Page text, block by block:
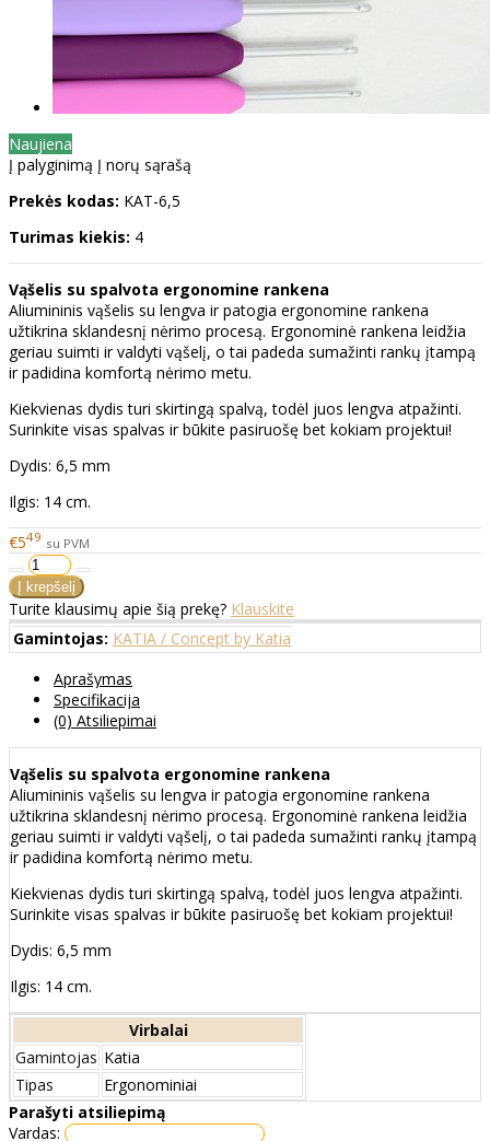
Naujiena
Į palyginimą Į norų sąrašą
Prekės kodas: KAT-6,5
Turimas kiekis: 4
Vąšelis su spalvota ergonomine rankena
Aliumininis vąšelis su lengva ir patogia ergonomine rankena
užtikrina sklandesnį nėrimo procesą. Ergonominė rankena leidžia
geriau suimti ir valdyti vąšelį, o tai padeda sumažinti rankų įtampą
ir padidina komfortą nėrimo metu.
Kiekvienas dydis turi skirtingą spalvą, todėl juos lengva atpažinti.
Surinkite visas spalvas ir būkite pasiruošę bet kokiam projektui!
Dydis: 6,5 mm
Ilgis: 14 cm.
€549 su PVM
Turite klausimų apie šią prekę? Klauskite
Gamintojas: KATIA / Concept by Katia
Aprašymas
Specifikacija
(0) Atsiliepimai
Vąšelis su spalvota ergonomine rankena
Aliumininis vąšelis su lengva ir patogia ergonomine rankena
užtikrina sklandesnį nėrimo procesą. Ergonominė rankena leidžia
geriau suimti ir valdyti vąšelį, o tai padeda sumažinti rankų įtampą
ir padidina komfortą nėrimo metu.
Kiekvienas dydis turi skirtingą spalvą, todėl juos lengva atpažinti.
Surinkite visas spalvas ir būkite pasiruošę bet kokiam projektui!
Dydis: 6,5 mm
Ilgis: 14 cm.
Virbalai
Gamintojas Katia
Tipas
Ergonominiai
Parašyti atsiliepimą
Vardas: